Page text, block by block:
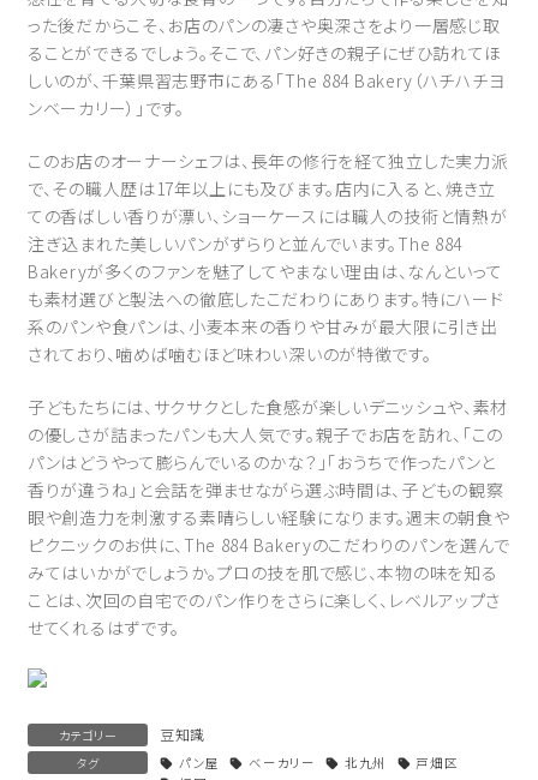
った後だからこそ、お店のパンの凄さや奥深さをより一層感じ取
ることができるでしょう。そこで、パン好きの親子にぜひ訪れてほ
しいのが、千葉県習志野市にある「The 884 Bakery（ハチハチヨ
ンベーカリー）」です。
このお店のオーナーシェフは、長年の修行を経て独立した実力派
で、その職人歴は17年以上にも及びます。店内に入ると、焼き立
ての香ばしい香りが漂い、ショーケースには職人の技術と情熱が
注ぎ込まれた美しいパンがずらりと並んでいます。The 884
Bakeryが多くのファンを魅了してやまない理由は、なんといって
も素材選びと製法への徹底したこだわりにあります。特にハード
系のパンや食パンは、小麦本来の香りや甘みが最大限に引き出
されており、噛めば噛むほど味わい深いのが特徴です。
子どもたちには、サクサクとした食感が楽しいデニッシュや、素材
の優しさが詰まったパンも大人気です。親子でお店を訪れ、「この
パンはどうやって膨らんでいるのかな？」「おうちで作ったパンと
香りが違うね」と会話を弾ませながら選ぶ時間は、子どもの観察
眼や創造力を刺激する素晴らしい経験になります。週末の朝食や
ピクニックのお供に、The 884 Bakeryのこだわりのパンを選んで
みてはいかがでしょうか。プロの技を肌で感じ、本物の味を知る
ことは、次回の自宅でのパン作りをさらに楽しく、レベルアップさ
せてくれるはずです。
カテゴリー 豆知識
タグ パン屋 ベーカリー 北九州
戸畑区